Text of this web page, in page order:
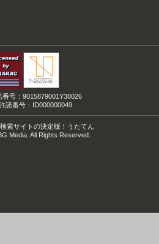
番号：9015879001Y38026
諾番号：ID000000049
索サイトの決定版！うたてん
Media. All Rights Reserved.